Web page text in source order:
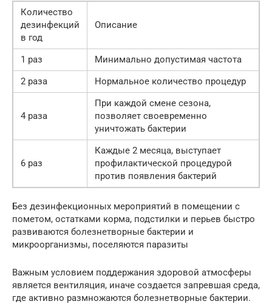
Количество
дезинфекций
в год
Описание
1 раз
Минимально допустимая частота
2 раза
Нормальное количество процедур
4 раза
При каждой смене сезона,
позволяет своевременно
уничтожать бактерии
6 раз
Каждые 2 месяца, выступает
профилактической процедурой
против появления бактерий
Без дезинфекционных мероприятий в помещении с
пометом, остатками корма, подстилки и перьев быстро
развиваются болезнетворные бактерии и
микроорганизмы, поселяются паразиты
Важным условием поддержания здоровой атмосферы
является вентиляция, иначе создается запревшая среда,
где активно размножаются болезнетворные бактерии.